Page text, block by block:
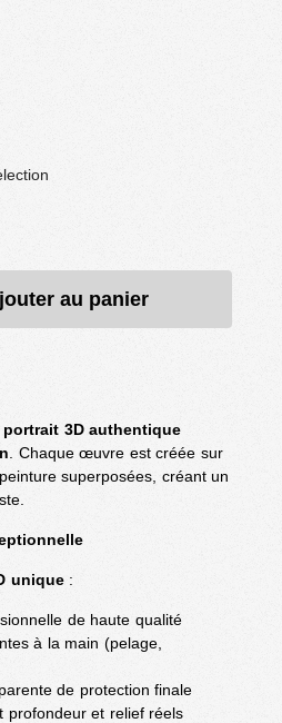
au panier
portrait 3D authentique
. Chaque œuvre est créée sur
superposées, créant un
unique:
de haute qualité
à la main (pelage,
de protection finale
profondeur et relief réels